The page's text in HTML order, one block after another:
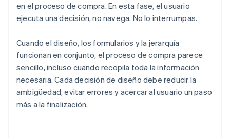
en el proceso de compra. En esta fase, el usuario
ejecuta una decisión, no navega. No lo interrumpas.
Cuando el diseño, los formularios y la jerarquía
funcionan en conjunto, el proceso de compra parece
sencillo, incluso cuando recopila toda la información
necesaria. Cada decisión de diseño debe reducir la
ambigüedad, evitar errores y acercar al usuario un paso
más a la finalización.